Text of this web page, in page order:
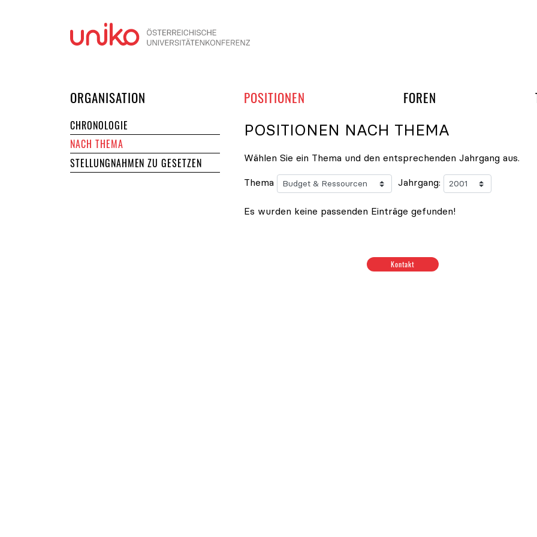
ORGANISATION POSITIONEN FOREN UND
CHRONOLOGIE
NACH THEMA
STELLUNGNAHMEN ZU GESETZEN
POSITIONEN NACH THEMA
Wählen Sie ein Thema und den entsprechenden Jahrgang aus.
Thema Jahrgang:
Es wurden keine passenden Einträge gefunden!
Kontakt